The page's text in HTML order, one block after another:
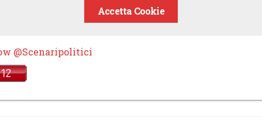
Accetta Cookie
@Scenaripolitici